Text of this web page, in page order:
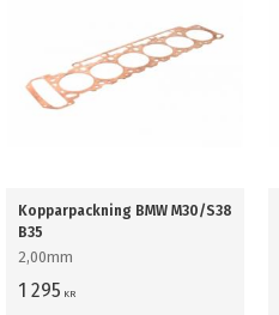
Kopparpackning BMW M30/S38
B35
2,00mm
1 295 KR